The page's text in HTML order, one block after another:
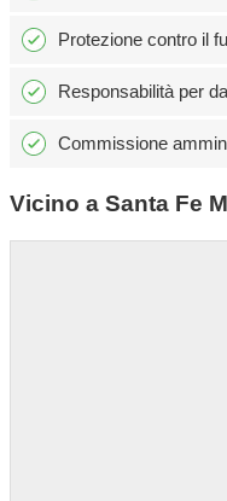
Protezione contro il
Responsabilità per
Commissione
Vicino a Santa Fe